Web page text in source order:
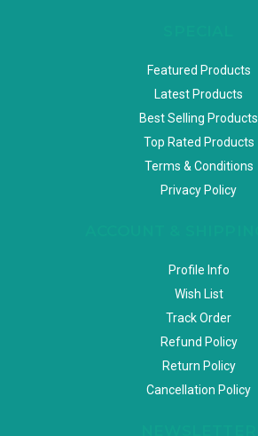
Featured Products
Latest Products
Best Selling Products
Top Rated Products
Terms & Conditions
Privacy Policy
Profile Info
Wish List
Track Order
Refund Policy
Return Policy
Cancellation Policy